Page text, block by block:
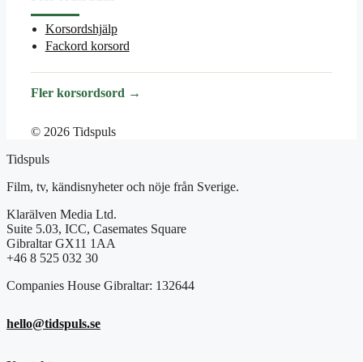
Korsordshjälp
Fackord korsord
Fler korsordsord →
© 2026 Tidspuls
Tidspuls
Film, tv, kändisnyheter och nöje från Sverige.
Klarälven Media Ltd.
Suite 5.03, ICC, Casemates Square
Gibraltar GX11 1AA
+46 8 525 032 30
Companies House Gibraltar: 132644
hello@tidspuls.se